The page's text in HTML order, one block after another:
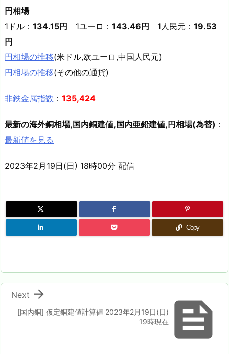
円相場
1ドル： 134.15円 1ユーロ： 143.46円 1人民元： 19.53
円
円相場の推移(米ドル,欧ユーロ,中国人民元)
円相場の推移(その他の通貨)
非鉄金属指数 ： 135,424
最新の海外銅相場,国内銅建値,国内亜鉛建値,円相場(為替) ：
最新値を見る
2023年2月19日(日) 18時00分 配信
Copy

[国内銅] 仮定銅建値計算値 2023年2月19日(日)
19時現在

Next